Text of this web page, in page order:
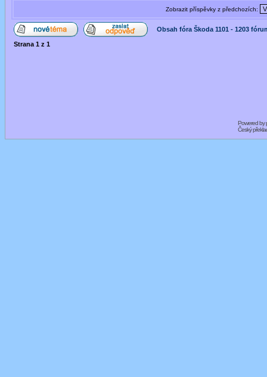
Zobrazit příspěvky z předchozích:
Obsah fóra Škoda 1101 - 1203
Strana 1 z 1
Powered by
Český